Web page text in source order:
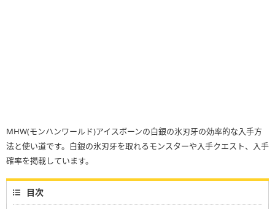
MHW(モンハンワールド)アイスボーンの白銀の氷刃牙の効率的な入手方
法と使い道です。白銀の氷刃牙を取れるモンスターや入手クエスト、入手
確率を掲載しています。
目次